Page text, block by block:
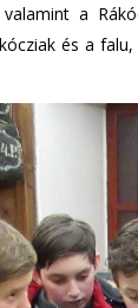
valamint a
és a